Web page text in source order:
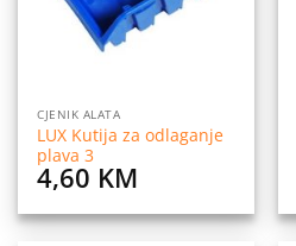
CJENIK ALATA
LUX Kutija za odlaganje
plava 3
4,60 KM